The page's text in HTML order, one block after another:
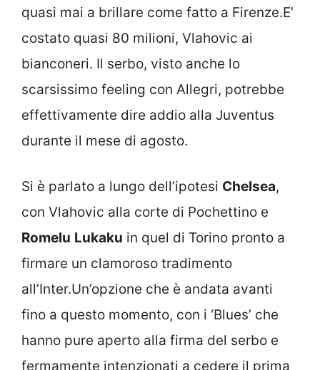
quasi mai a brillare come fatto a Firenze.E’
costato quasi 80 milioni, Vlahovic ai
bianconeri. Il serbo, visto anche lo
scarsissimo feeling con Allegri, potrebbe
effettivamente dire addio alla Juventus
durante il mese di agosto.
Si è parlato a lungo dell’ipotesi Chelsea,
con Vlahovic alla corte di Pochettino e
Romelu Lukaku in quel di Torino pronto a
firmare un clamoroso tradimento
all’Inter.Un’opzione che è andata avanti
fino a questo momento, con i ‘Blues’ che
hanno pure aperto alla firma del serbo e
fermamente intenzionati a cedere il prima